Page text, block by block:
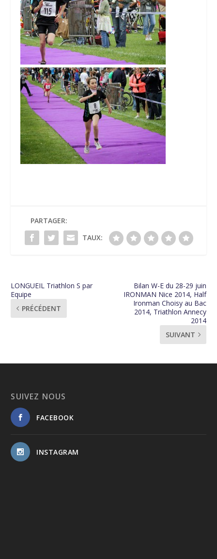
PARTAGER:
TAUX:
LONGUEIL Triathlon S par
Equipe
PRÉCÉDENT
Bilan W-E du 28-29 juin
IRONMAN Nice 2014, Half
Ironman Choisy au Bac
2014, Triathlon Annecy
2014
SUIVANT
SUIVEZ NOUS
FACEBOOK
INSTAGRAM